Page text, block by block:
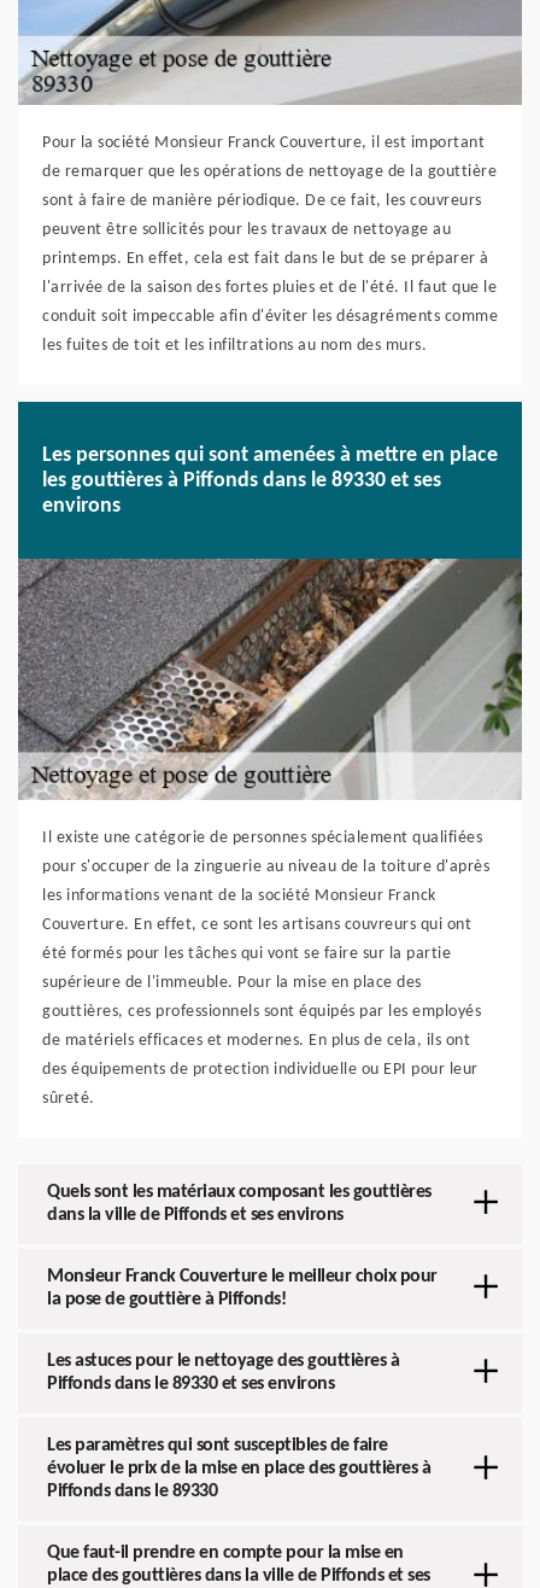
Pour la société Monsieur Franck Couverture, il est important
de remarquer que les opérations de nettoyage de la gouttière
sont à faire de manière périodique. De ce fait, les couvreurs
peuvent être sollicités pour les travaux de nettoyage au
printemps. En effet, cela est fait dans le but de se préparer à
l'arrivée de la saison des fortes pluies et de l'été. Il faut que le
conduit soit impeccable afin d'éviter les désagréments comme
les fuites de toit et les infiltrations au nom des murs.
Les personnes qui sont amenées à mettre en place
les gouttières à Piffonds dans le 89330 et ses
environs
Il existe une catégorie de personnes spécialement qualifiées
pour s'occuper de la zinguerie au niveau de la toiture d'après
les informations venant de la société Monsieur Franck
Couverture. En effet, ce sont les artisans couvreurs qui ont
été formés pour les tâches qui vont se faire sur la partie
supérieure de l'immeuble. Pour la mise en place des
gouttières, ces professionnels sont équipés par les employés
de matériels efficaces et modernes. En plus de cela, ils ont
des équipements de protection individuelle ou EPI pour leur
sûreté.
Quels sont les matériaux composant les gouttières
dans la ville de Piffonds et ses environs
Monsieur Franck Couverture le meilleur choix pour
la pose de gouttière à Piffonds!
Les astuces pour le nettoyage des gouttières à
Piffonds dans le 89330 et ses environs
Les paramètres qui sont susceptibles de faire
évoluer le prix de la mise en place des gouttières à
Piffonds dans le 89330
Que faut-il prendre en compte pour la mise en
place des gouttières dans la ville de Piffonds et ses